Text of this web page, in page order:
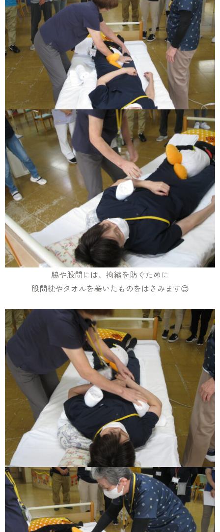
脇や股間には、拘縮を防ぐために
股間枕やタオルを巻いたものをはさみます😊